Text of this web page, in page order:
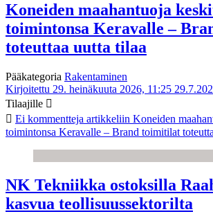
Koneiden maahantuoja
toimintonsa Keravalle –
toteuttaa uutta tilaa
Pääkategoria Rakentaminen
Kirjoitettu 29. heinäkuuta 2026, 11:25
Tilaajille
Ei kommentteja artikkeliin Koneiden
toimintonsa Keravalle – Brand toimitilat
NK Tekniikka ostoksilla
kasvua teollisuussektorilta